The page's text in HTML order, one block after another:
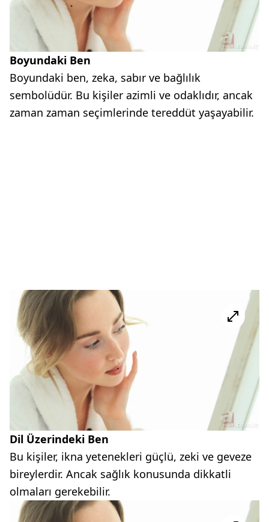
Boyundaki Ben
Boyundaki ben, zeka, sabır ve bağlılık
sembolüdür. Bu kişiler azimli ve odaklıdır, ancak
zaman zaman seçimlerinde tereddüt yaşayabilir.
Dil Üzerindeki Ben
Bu kişiler, ikna yetenekleri güçlü, zeki ve geveze
bireylerdir. Ancak sağlık konusunda dikkatli
olmaları gerekebilir.